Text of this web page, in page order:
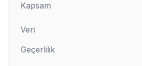
Kapsam
Veri
Geçerlilik